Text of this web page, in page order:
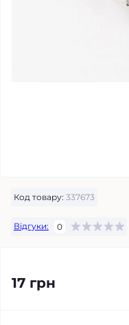
Код товару: 337673
Відгуки: 0
17 грн